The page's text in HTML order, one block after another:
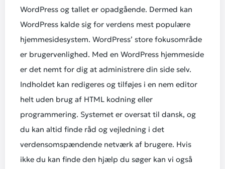
WordPress og tallet er opadgående. Dermed kan
WordPress kalde sig for verdens mest populære
hjemmesidesystem. WordPress’ store fokusområde
er brugervenlighed. Med en WordPress hjemmeside
er det nemt for dig at administrere din side selv.
Indholdet kan redigeres og tilføjes i en nem editor
helt uden brug af HTML kodning eller
programmering. Systemet er oversat til dansk, og
du kan altid finde råd og vejledning i det
verdensomspændende netværk af brugere. Hvis
ikke du kan finde den hjælp du søger kan vi også